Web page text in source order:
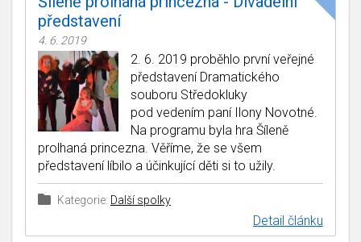
představení
4. 6. 2019
2. 6. 2019 proběhlo první veřejné
představení Dramatického
souboru Středokluky
pod vedením paní Ilony Novotné.
Na programu byla hra Šíleně
prolhaná princezna. Věříme, že se všem
představení líbilo a účinkující děti si to užily.
Kategorie: Další spolky
Detail článku